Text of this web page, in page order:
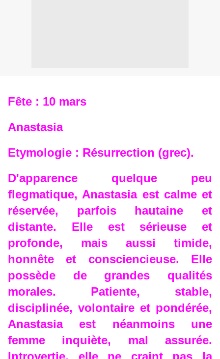
Fête : 10 mars
Anastasia
Etymologie : Résurrection (grec).
D'apparence quelque peu
flegmatique, Anastasia est calme et
réservée, parfois hautaine et
distante. Elle est sérieuse et
profonde, mais aussi timide,
honnête et consciencieuse. Elle
possède de grandes qualités
morales. Patiente, stable,
disciplinée, volontaire et pondérée,
Anastasia est néanmoins une
femme inquiète, mal assurée.